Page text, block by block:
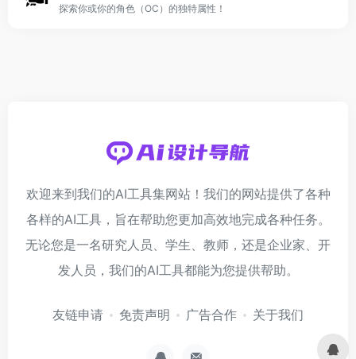
探索你或你的角色（OC）的独特属性！
欢迎来到我们的AI工具集网站！我们的网站提供了各种
各样的AI工具，旨在帮助您更加高效地完成各种任务。
无论您是一名研究人员、学生、教师，还是企业家、开
发人员，我们的AI工具都能为您提供帮助。
友链申请 免责声明 广告合作 关于我们